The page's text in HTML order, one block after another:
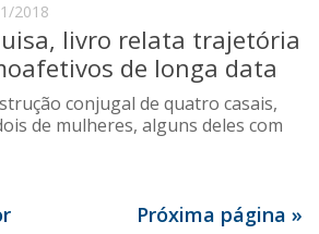
2018
livro relata trajetória
de longa data
conjugal de quatro casais,
de mulheres, alguns deles com
Próxima página »